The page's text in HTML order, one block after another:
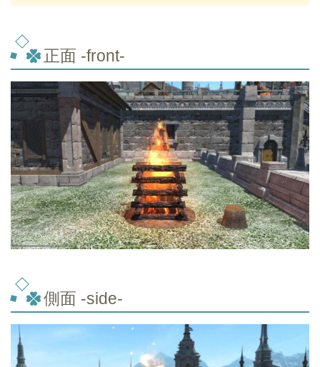
正面 -front-
側面 -side-